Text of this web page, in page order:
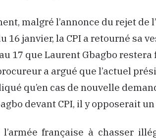
malgré l’annonce du rejet de
janvier, la CPI a retourné sa
17 que Laurent Gbagbo
a argué que l’actuel
qu’en cas de nouvelle
devant CPI, il y opposerait
française à chasser